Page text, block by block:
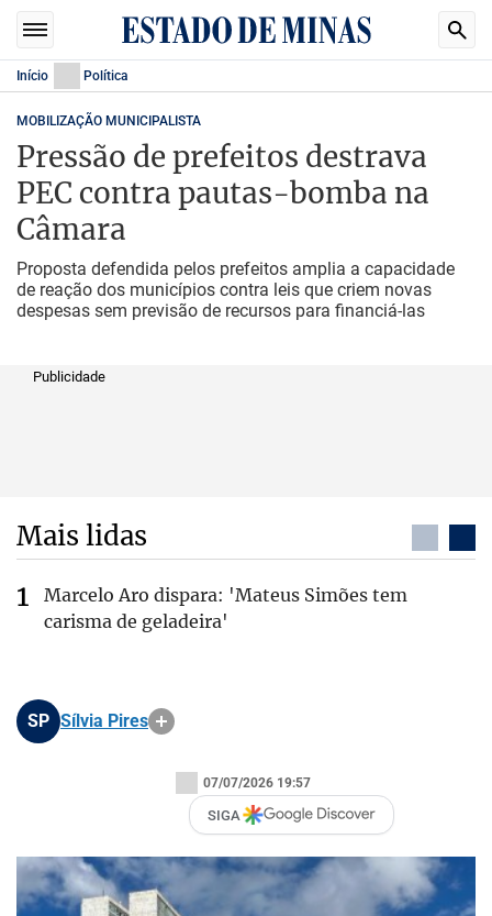
Início Política
MOBILIZAÇÃO MUNICIPALISTA
Pressão de prefeitos destrava
PEC contra pautas-bomba na
Câmara
Proposta defendida pelos prefeitos amplia a capacidade
de reação dos municípios contra leis que criem novas
despesas sem previsão de recursos para financiá-las
Publicidade
Mais lidas
Marcelo Aro dispara: 'Mateus Simões tem
carisma de geladeira'
SP Sílvia Pires
07/07/2026 19:57
SIGA